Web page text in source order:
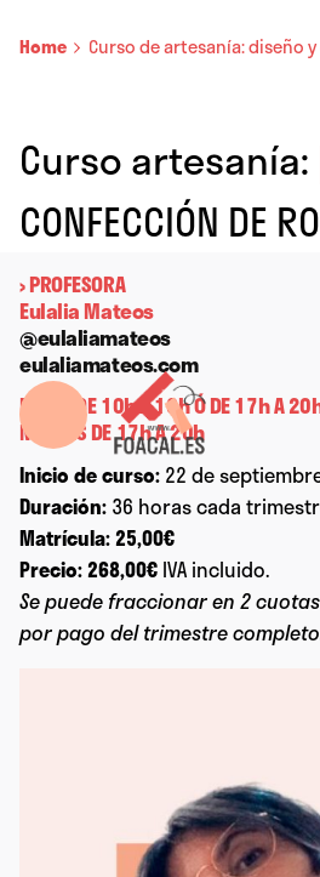
Home Curso de artesanía: diseño
Curso artesanía:
CONFECCIÓN DE
› PROFESORA
Eulalia Mateos
@eulaliamateos
eulaliamateos.com
LUNES DE 10h A 13h Ó DE 17h A
MARTES DE 17h A 20h
Inicio de curso: 22 de
Duración: 36 horas cada
Matrícula:25,00€
Precio: 268,00€ IVA incluido.
Se puede fraccionar en 2 cuotas
por pago del trimestre